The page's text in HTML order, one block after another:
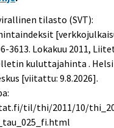
tilasto (SVT):
3613. Lokakuu 2011,
kuluttajahinta .
[viitattu: 9.8.2026].
til/thi/2011/10/